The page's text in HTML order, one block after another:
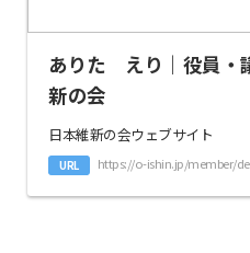
ありた えり｜役員・
新の会
日本維新の会ウェブサイト
URL https://o-ishin.jp/member/